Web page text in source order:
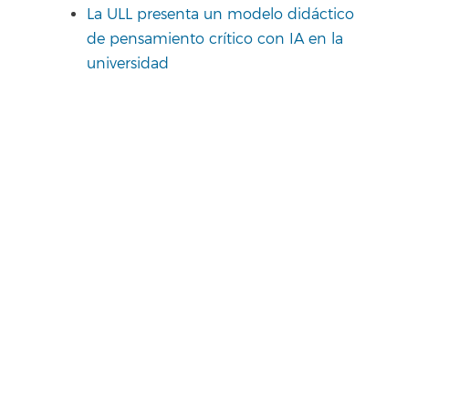
La ULL presenta un modelo didáctico
de pensamiento crítico con IA en la
universidad